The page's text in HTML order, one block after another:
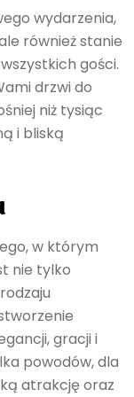
wydarzenia,
również stanie
gości.
drzwi do
niż tysiąc
i bliską
w którym
nie tylko
gracji i
powodów, dla
atrakcję oraz